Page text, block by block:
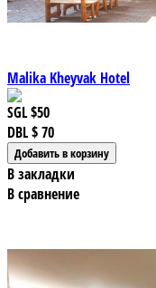
Malika Kheyvak Hotel
SGL$50
DBL$ 70
В закладки
В сравнение